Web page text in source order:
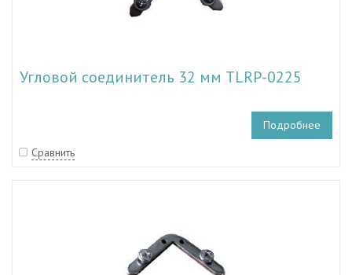
Угловой соединитель 32 мм TLRP-0225
Подробнее
Сравнить